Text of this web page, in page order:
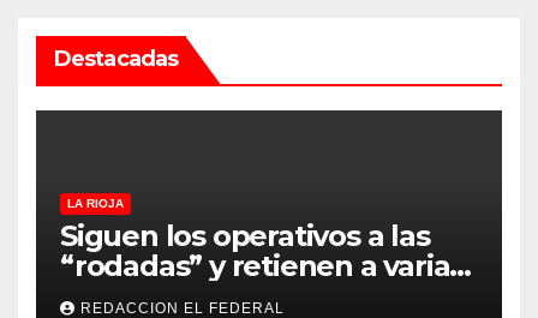
Destacadas
LA RIOJA
Siguen los operativos a las
“rodadas” y retienen a varias
motocicletas
REDACCION EL FEDERAL